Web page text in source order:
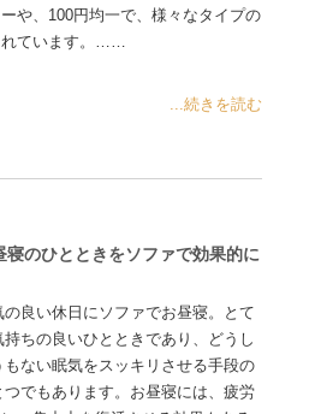
や、100円均一で、様々なタイプの
れています。……
...続きを読む
寝のひとときをソファで効果的に
の良い休日にソファでお昼寝。とて
持ちの良いひとときであり、どうし
もない眠気をスッキリさせる手段の
つでもあります。お昼寝には、疲労